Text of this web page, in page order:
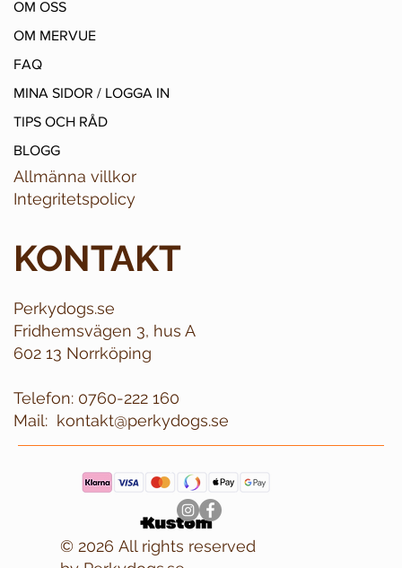
OM OSS
OM MERVUE
FAQ
MINA SIDOR / LOGGA IN
TIPS OCH RÅD
BLOGG
Allmänna villkor
Integritetspolicy
KONTAKT
Perkydogs.se
Fridhemsvägen 3, hus A
602 13 Norrköping
Telefon: 0760-222 160
kontakt@perkydogs.se
Mail:
© 2026 All rights reserved